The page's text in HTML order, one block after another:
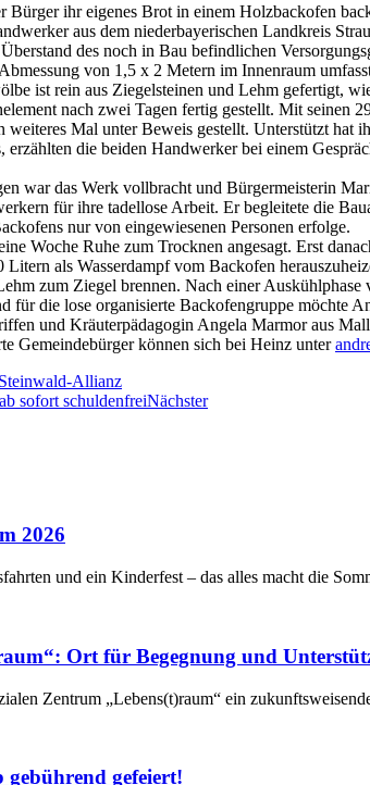
Bürger ihr eigenes Brot in einem Holzbackofen
aus dem niederbayerischen Landkreis
des noch in Bau befindlichen
von 1,5 x 2 Metern im Innenraum
ist rein aus Ziegelsteinen und Lehm gefertigt,
nach zwei Tagen fertig gestellt. Mit seinen
Mal unter Beweis gestellt. Unterstützt hat
erzählten die beiden Handwerker bei einem
war das Werk vollbracht und Bürgermeisterin
für ihre tadellose Arbeit. Er begleitete die
nur von eingewiesenen Personen erfolge.
Woche Ruhe zum Trocknen angesagt. Erst
Litern als Wasserdampf vom Backofen
zum Ziegel brennen. Nach einer
für die lose organisierte Backofengruppe möchte
und Kräuterpädagogin Angela Marmor aus
Gemeindebürger können sich bei Heinz unter
Allianz
sofort schuldenfreiNächster
2026
und ein Kinderfest – das alles macht die
Ort für Begegnung und
Zentrum „Lebens(t)raum“ ein
gefeiert!